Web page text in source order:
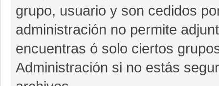
grupo, usuario y son cedidos
administración no permite
encuentras ó solo ciertos
Administración si no estás